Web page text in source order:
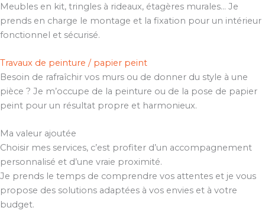
Meubles en kit, tringles à rideaux, étagères murales… Je
prends en charge le montage et la fixation pour un intérieur
fonctionnel et sécurisé.
Travaux de peinture / papier peint
Besoin de rafraîchir vos murs ou de donner du style à une
pièce ? Je m’occupe de la peinture ou de la pose de papier
peint pour un résultat propre et harmonieux.
Ma valeur ajoutée
Choisir mes services, c’est profiter d’un accompagnement
personnalisé et d’une vraie proximité.
Je prends le temps de comprendre vos attentes et je vous
propose des solutions adaptées à vos envies et à votre
budget.